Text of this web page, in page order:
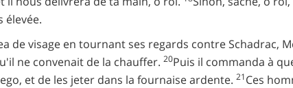
élevée.
visage en tournant ses regards contre Schadrac,
ne convenait de la chauffer. 20Puis il commanda à
et de les jeter dans la fournaise ardente. 21Ces